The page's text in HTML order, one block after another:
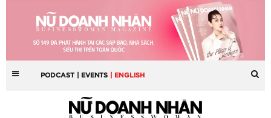
PODCAST | EVENTS | ENGLISH